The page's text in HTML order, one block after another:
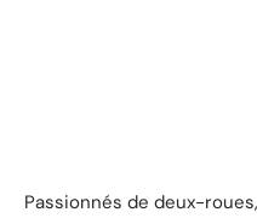
Passionnés de deux-